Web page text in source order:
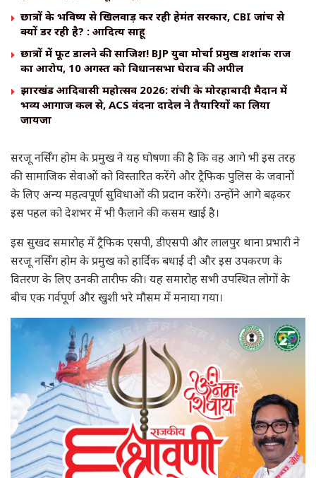
छात्रों के भविष्य से खिलवाड़ कर रही हेमंत सरकार, CBI जांच से
क्यों डर रही है? : आदित्य साहू
छात्रों में फूट डालने की साजिश! BJP युवा मोर्चा प्रमुख शशांक राज
का आरोप, 10 अगस्त को विधानसभा घेराव की अपील
झारखंड आदिवासी महोत्सव 2026: रांची के मोरहाबादी मैदान में
भव्य आगाज कल से, ACS वंदना दादेल ने तैयारियों का लिया
जायजा
सरजू नर्सिंग होम के प्रमुख ने यह घोषणा की है कि वह आगे भी इस तरह
की सामाजिक सेवाओं को विस्तारित करेंगे और ट्रैफिक पुलिस के जवानों
के लिए अन्य महत्वपूर्ण सुविधाओं की प्रदान करेंगे। उन्होंने आगे बढ़कर
इस पहल को देशभर में भी फैलाने की कसम खाई है।
इस सुखद समारोह में ट्रैफिक एसपी, डीएसपी और लालपुर थाना प्रभारी ने
सरजू नर्सिंग होम के प्रमुख को हार्दिक बधाई दी और इस उपकरण के
वितरण के लिए उनकी तारीफ की। यह समारोह सभी उपस्थित लोगों के
बीच एक गर्वपूर्ण और खुशी भरे मौसम में मनाया गया।